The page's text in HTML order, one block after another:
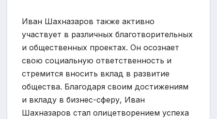
Иван Шахназаров также активно
участвует в различных благотворительных
и общественных проектах. Он осознает
свою социальную ответственность и
стремится вносить вклад в развитие
общества. Благодаря своим достижениям
и вкладу в бизнес-сферу, Иван
Шахназаров стал олицетворением успеха